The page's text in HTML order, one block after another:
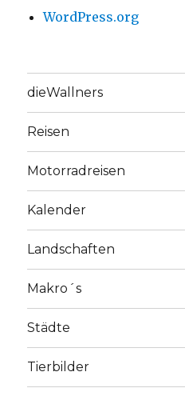
WordPress.org
dieWallners
Reisen
Motorradreisen
Kalender
Landschaften
Makro´s
Städte
Tierbilder